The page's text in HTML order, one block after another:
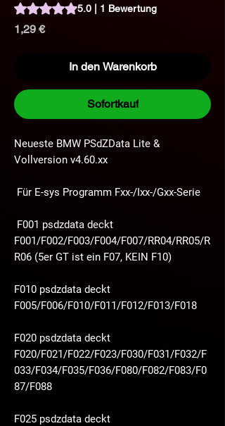
Das Rating beträgt 5.0 von fünf Sternen,
5.0 | 1 Bewertung
1,29 €Preis
In den Warenkorb
Sofortkauf
Neueste BMW PSdZData Lite &
Vollversion v4.60.xx
Für E-sys Programm Fxx-/Ixx-/Gxx-Serie
F001 psdzdata deckt
F001/F002/F003/F004/F007/RR04/RR05/R
R06 (5er GT ist ein F07, KEIN F10)
F010 psdzdata deckt
F005/F006/F010/F011/F012/F013/F018
F020 psdzdata deckt
F020/F021/F022/F023/F030/F031/F032/F
033/F034/F035/F036/F080/F082/F083/F0
87/F088
F025 psdzdata deckt